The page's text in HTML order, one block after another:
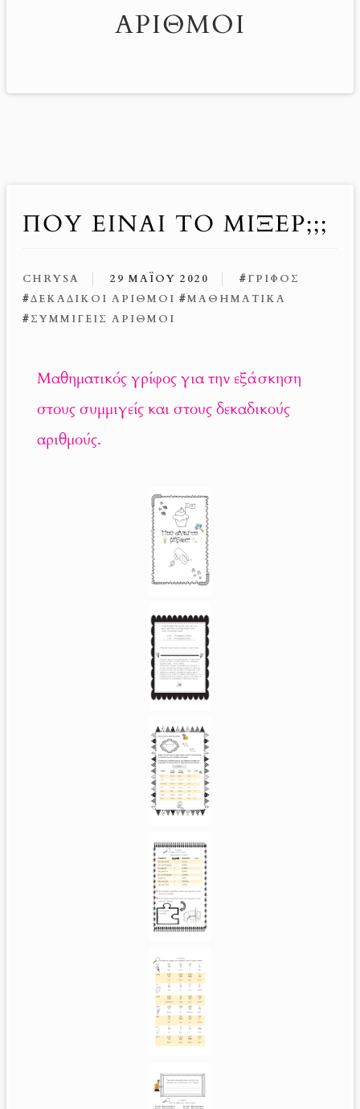
ΑΡΙΘΜΟΊ
ΠΟΥ ΕΙΝΑΙ ΤΟ ΜΙΞΕΡ;;;
CHRYSA 29 ΜΑΪ́ΟΥ 2020 #ΓΡΊΦΟΣ
#ΔΕΚΑΔΙΚΟΊ ΑΡΙΘΜΟΊ #ΜΑΘΗΜΑΤΙΚΆ
#ΣΥΜΜΙΓΕΊΣ ΑΡΙΘΜΟΊ
Μαθηματικός γρίφος για την εξάσκηση
στους συμμιγείς και στους δεκαδικούς
αριθμούς.